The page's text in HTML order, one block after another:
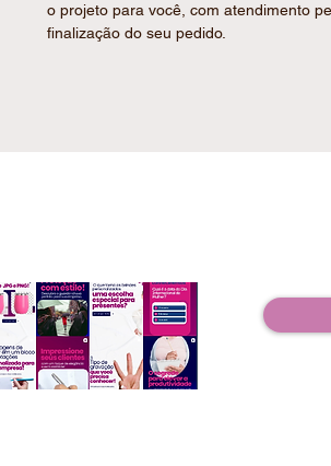
o projeto para você, com atendimento
finalização do seu pedido.